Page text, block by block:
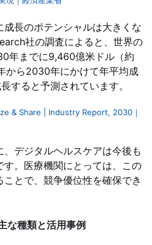
長のポテンシャルは大きくな
社の調査によると、世界の
年までに9,460億米ドル（約
から2030年にかけて年平均成
すると予測されています。
& Share | Industry Report, 2030｜
デジタルヘルスケアは今後も
。医療機関にとっては、この
とで、競争優位性を確保でき
な種類と活用事例